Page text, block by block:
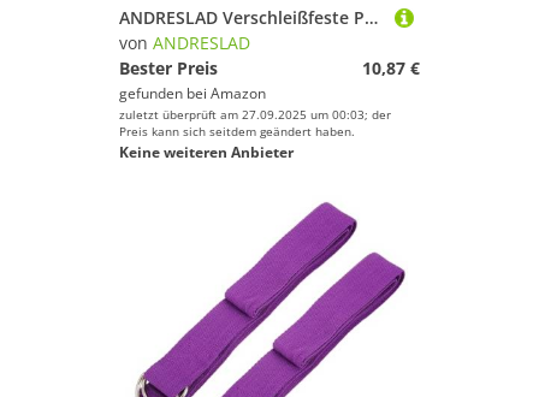
ANDRESLAD Verschleißfeste Polyester Schlittschuhschutz Überzieher Tragbare Schlittschuhschoner für Eiskunstlauf Hockey und Rollschuhe Elastische Skateschuh Abdeckungen für Damen und Herren
von ANDRESLAD
Bester Preis
10,87 €
gefunden bei Amazon
zuletzt überprüft am 27.09.2025 um 00:03; der
Preis kann sich seitdem geändert haben.
Keine weiteren Anbieter